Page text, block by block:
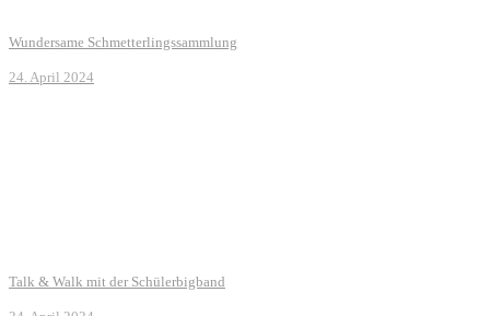
Wundersame Schmetterlingssammlung
24. April 2024
Talk & Walk mit der Schülerbigband